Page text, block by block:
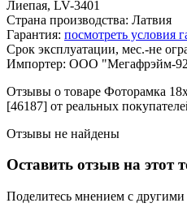
Лиепая, LV-3401
Страна производства: Латвия
Гарантия: посмотреть условия
Срок эксплуатации, мес.-не
Импортер: ООО "Мегафрэйм-
Отзывы о товаре Фоторамка
[46187] от реальных
Отзывы не найдены
Оставить отзыв на этот
Поделитесь мнением с другими